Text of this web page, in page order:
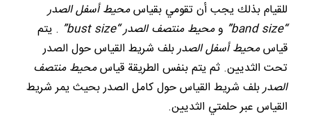
للقيام بذلك يجب أن تقومي بقياسمحيط أسفل الصدر
“band size”
ومحيط منتصف الصدر“b
ustsize”
. يتم
قياسمحيط أسفل الصدربلف شريط القياس حول الصدر
تحت الثديين. ثم يتم بنفس الطريقة قياسمحيط منتصف
الصدربلف شريط القياس حول كامل الصدر بحيث يمر شريط
القياس عبر حلمتي الثديين.